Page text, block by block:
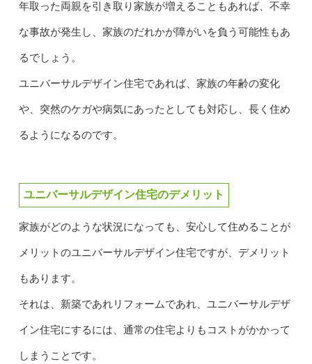
年取った両親を引き取り家族が増えることもあれば、不幸
な事故が発生し、家族のだれかが障がいを負う可能性もあ
るでしょう。
ユニバーサルデザイン住宅であれば、家族の年齢の変化
や、突然のケガや病気にあったとしても対応し、長く住め
るようになるのです。
ユニバーサルデザイン住宅のデメリット
家族がどのような状況になっても、安心して住めることが
メリットのユニバーサルデザイン住宅ですが、デメリット
もあります。
それは、新築であれリフォームであれ、ユニバーサルデザ
イン住宅にするには、通常の住宅よりもコストがかかって
しまうことです。